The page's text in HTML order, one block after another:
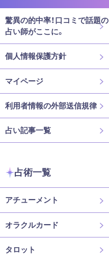
驚異の的中率！口コミで話題の
占い師がここに。
個人情報保護方針
マイページ
利用者情報の外部送信規律
占い記事一覧
占術一覧
アチューメント
オラクルカード
タロット